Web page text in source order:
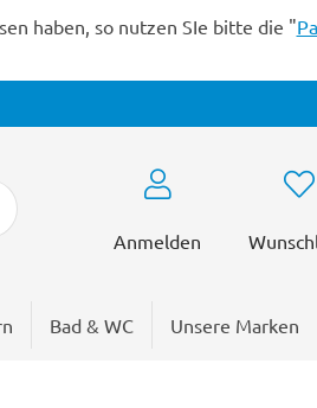
haben, so nutzen SIe bitte die "
Anmelden
Bad & WC Unsere Marken